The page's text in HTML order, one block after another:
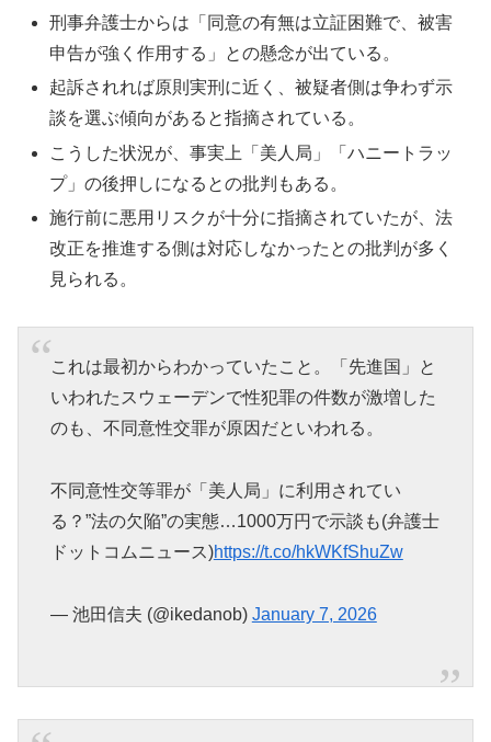
刑事弁護士からは「同意の有無は立証困難で、被害
申告が強く作用する」との懸念が出ている。
起訴されれば原則実刑に近く、被疑者側は争わず示
談を選ぶ傾向があると指摘されている。
こうした状況が、事実上「美人局」「ハニートラッ
プ」の後押しになるとの批判もある。
施行前に悪用リスクが十分に指摘されていたが、法
改正を推進する側は対応しなかったとの批判が多く
見られる。
これは最初からわかっていたこと。「先進国」と
いわれたスウェーデンで性犯罪の件数が激増した
のも、不同意性交罪が原因だといわれる。
不同意性交等罪が「美人局」に利用されてい
る？”法の欠陥”の実態…1000万円で示談も(弁護士
ドットコムニュース)https://t.co/hkWKfShuZw
— 池田信夫 (@ikedanob) January 7, 2026